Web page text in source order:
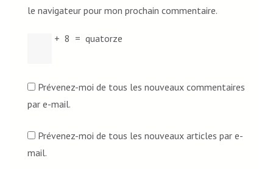
le navigateur pour mon prochain commentaire.
+ 8 = quatorze
Prévenez-moi de tous les nouveaux commentaires
par e-mail.
Prévenez-moi de tous les nouveaux articles par e-
mail.